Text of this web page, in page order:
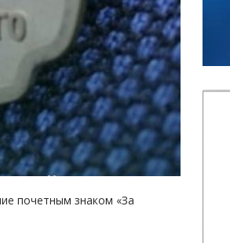
почетным знаком «За